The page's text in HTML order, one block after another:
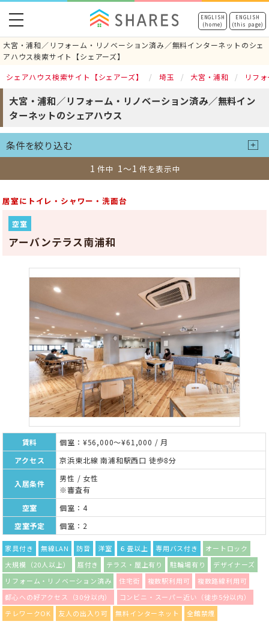
ENGLISH
(home)
ENGLISH
(this page)
大宮・浦和／リフォーム・リノベーション済み／無料インターネットのシェ
アハウス検索サイト【シェアーズ】
toggle
navigation
シェアハウス検索サイト【シェアーズ】 埼玉 大宮・浦和 リフ
大宮・浦和／リフォーム・リノベーション済み／無料イン
ターネットのシェアハウス
条件を絞り込む
1 件中 1～1 件を表示中
居室にトイレ・シャワー・洗面台
空室
アーバンテラス南浦和
賃料
個室：¥56,000～¥61,000 / 月
アクセス
京浜東北線 南浦和駅西口 徒歩8分
入居条件
男性 / 女性
※審査有
空室
個室：4
空室予定
個室：2
家具付き 無線LAN 防音 洋室 ６畳以上 専用バス付き
オートロック
大規模（20人以上）
庭付き テラス・屋上有り 駐輪場有り
デザイナーズ
リフォーム・リノベーション済み
住宅街 複数駅利用可
複数路線利用可
都心への好アクセス（30分以内）
コンビニ・スーパー近い（徒歩5分以内）
テレワークOK
友人の出入り可 無料インターネット 全館禁煙